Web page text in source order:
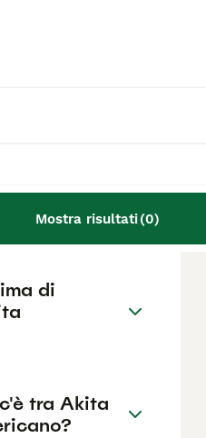
Mostra risultati(0)
e la posizione.
dell'Akita
di
tra Akita